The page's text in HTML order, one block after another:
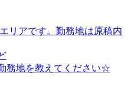
リアです。勤務地は原稿内
務地を教えてください☆